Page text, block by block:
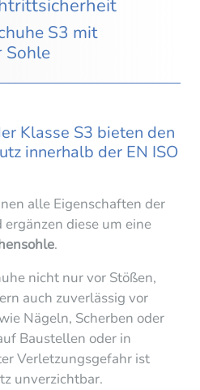
S3 mit
Sohle
Klasse S3 bieten den
innerhalb der EN ISO
alle Eigenschaften der
diese um eine
.
nicht nur vor Stößen,
auch zuverlässig vor
Nägeln, Scherben oder
Baustellen oder in
Verletzungsgefahr ist
unverzichtbar.